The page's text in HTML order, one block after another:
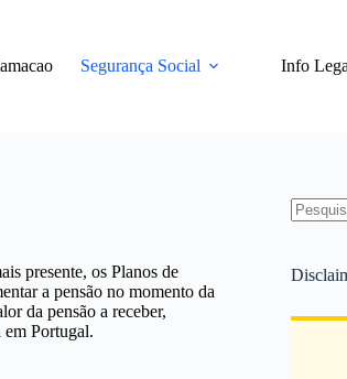
Segurança Social Info
presente, os Planos de
a pensão no momento da
da pensão a receber,
em Portugal.